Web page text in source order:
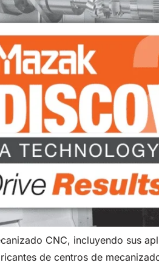
CNC, incluyendo sus
de centros de